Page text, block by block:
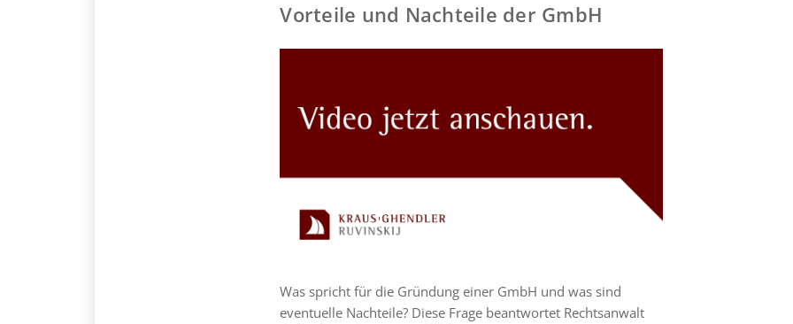
Vorteile und Nachteile der GmbH
Was spricht für die Gründung einer GmbH und was sind
eventuelle Nachteile? Diese Frage beantwortet Rechtsanwalt